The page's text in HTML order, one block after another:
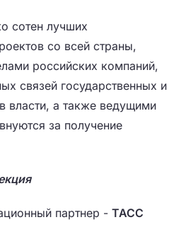
сотен лучших
со всей страны,
российских компаний,
связей государственных и
власти, а также ведущими
за получение
партнер - ТАСС